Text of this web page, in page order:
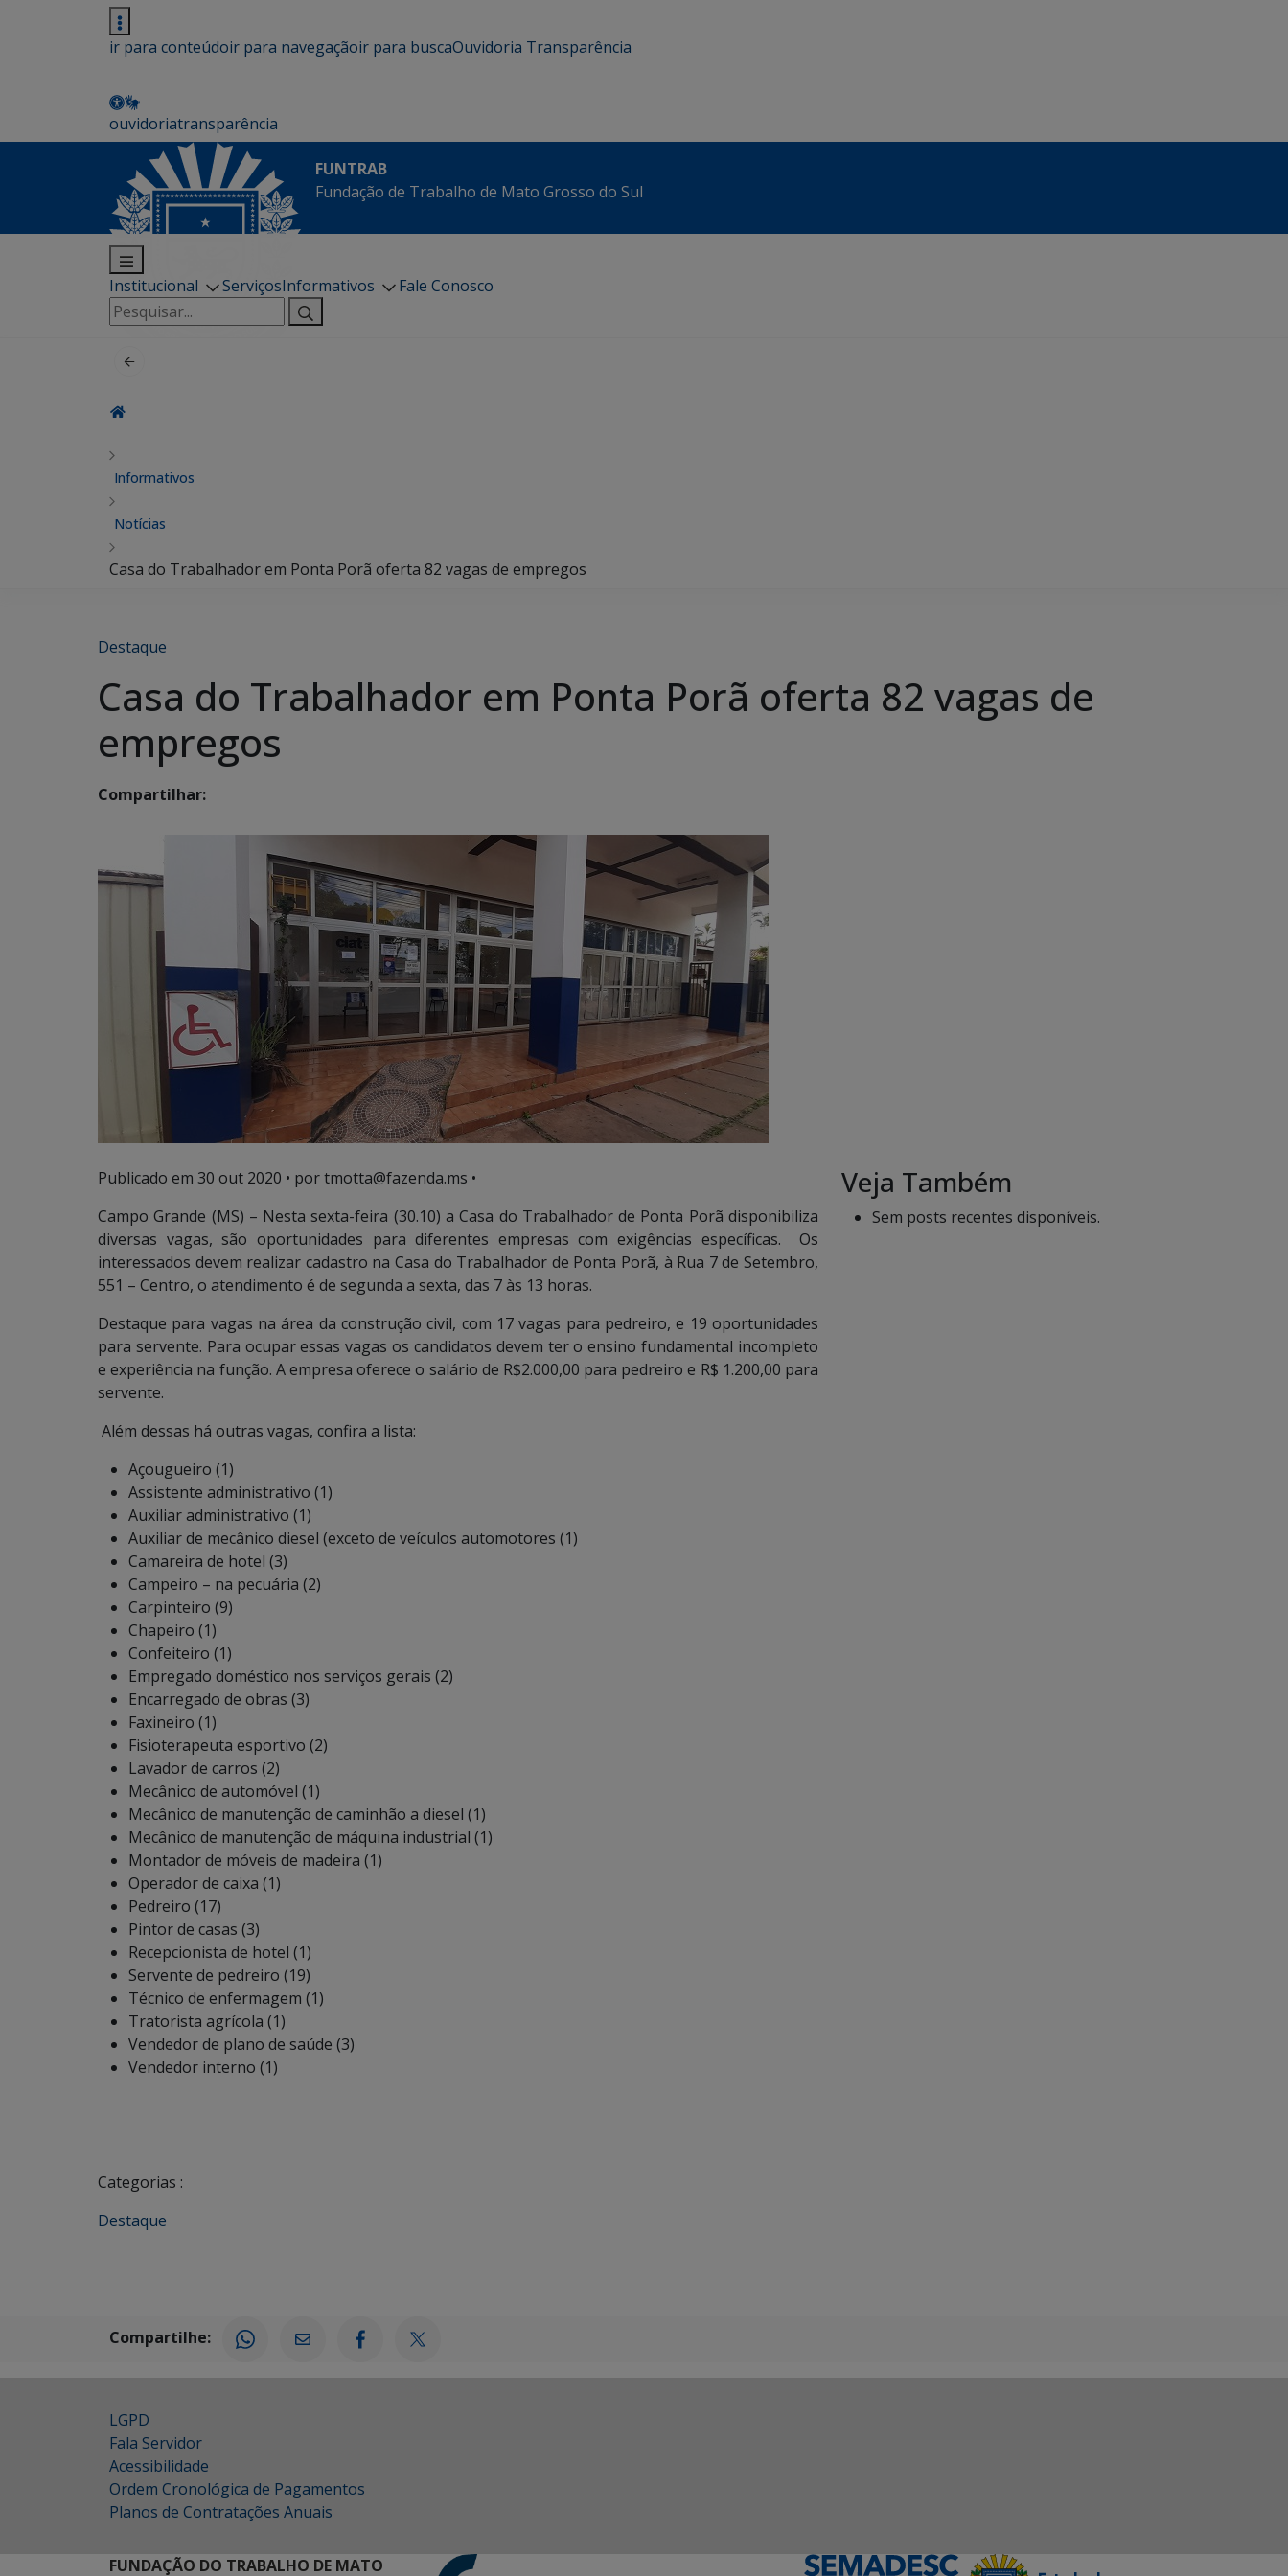
ir para conteúdoir para navegaçãoir para buscaOuvidoria Transparência
ouvidoriatransparência
FUNTRAB
Fundação de Trabalho de Mato Grosso do Sul
Institucional ServiçosInformativos
Fale Conosco
Pesquisar
por:
Informativos
Notícias
Casa do Trabalhador em Ponta Porã oferta 82 vagas de empregos
Destaque
Casa do Trabalhador em Ponta Porã oferta 82 vagas de
empregos
Compartilhar:
Publicado em 30 out 2020 • por tmotta@fazenda.ms •
Campo Grande (MS) – Nesta sexta-feira (30.10) a Casa do Trabalhador de Ponta Porã disponibiliza
diversas vagas, são oportunidades para diferentes empresas com exigências específicas. Os
interessados devem realizar cadastro na Casa do Trabalhador de Ponta Porã, à Rua 7 de Setembro,
551 – Centro, o atendimento é de segunda a sexta, das 7 às 13 horas.
Destaque para vagas na área da construção civil, com 17 vagas para pedreiro, e 19 oportunidades
para servente. Para ocupar essas vagas os candidatos devem ter o ensino fundamental incompleto
e experiência na função. A empresa oferece o salário de R$2.000,00 para pedreiro e R$ 1.200,00 para
servente.
Além dessas há outras vagas, confira a lista:
Açougueiro (1)
Assistente administrativo (1)
Auxiliar administrativo (1)
Auxiliar de mecânico diesel (exceto de veículos automotores (1)
Camareira de hotel (3)
Campeiro – na pecuária (2)
Carpinteiro (9)
Chapeiro (1)
Confeiteiro (1)
Empregado doméstico nos serviços gerais (2)
Encarregado de obras (3)
Faxineiro (1)
Fisioterapeuta esportivo (2)
Lavador de carros (2)
Mecânico de automóvel (1)
Mecânico de manutenção de caminhão a diesel (1)
Mecânico de manutenção de máquina industrial (1)
Montador de móveis de madeira (1)
Operador de caixa (1)
Pedreiro (17)
Pintor de casas (3)
Recepcionista de hotel (1)
Servente de pedreiro (19)
Técnico de enfermagem (1)
Tratorista agrícola (1)
Vendedor de plano de saúde (3)
Vendedor interno (1)
Categorias :
Destaque
Veja Também
Sem posts recentes disponíveis.
Compartilhe:
LGPD
Fala Servidor
Acessibilidade
Ordem Cronológica de Pagamentos
Planos de Contratações Anuais
FUNDAÇÃO DO TRABALHO DE MATO